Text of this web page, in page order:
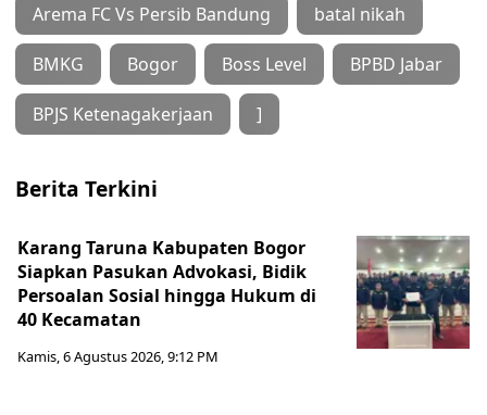
Arema FC Vs Persib Bandung batal nikah
BMKG Bogor Boss Level BPBD Jabar
BPJS Ketenagakerjaan ]
Berita Terkini
Karang Taruna Kabupaten Bogor
Siapkan Pasukan Advokasi, Bidik
Persoalan Sosial hingga Hukum di
40 Kecamatan
Kamis, 6 Agustus 2026, 9:12 PM